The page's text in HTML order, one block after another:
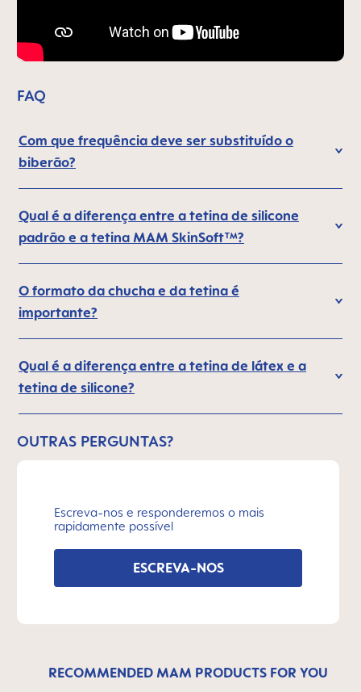
FAQ
Com que frequência deve ser substituído o
biberão?
Qual é a diferença entre a tetina de silicone
padrão e a tetina MAM SkinSoft™?
O formato da chucha e da tetina é
importante?
Qual é a diferença entre a tetina de látex e a
tetina de silicone?
OUTRAS PERGUNTAS?
Escreva-nos e responderemos o mais
rapidamente possível
ESCREVA-NOS
RECOMMENDED MAM PRODUCTS FOR YOU